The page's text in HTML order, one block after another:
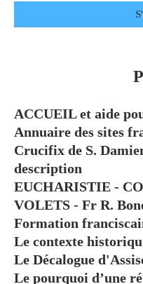
ACCUEIL et aide
Annuaire des sites
Crucifix de S.
description
EUCHARISTIE -
VOLETS - Fr R.
Formation
Le contexte
Le Décalogue
Le pourquoi d’une